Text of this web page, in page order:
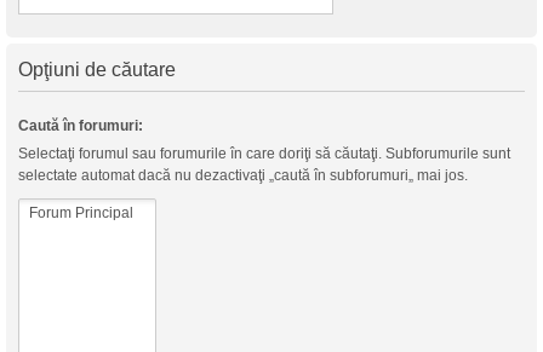
Opţiuni de căutare
Caută în forumuri:
Selectaţi forumul sau forumurile în care doriţi să căutaţi. Subforumurile sunt
selectate automat dacă nu dezactivaţi „caută în subforumuri„ mai jos.